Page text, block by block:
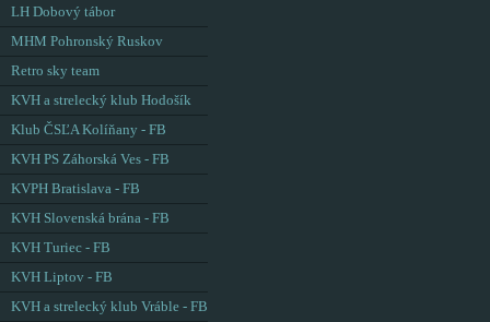
LH Dobový tábor
MHM Pohronský Ruskov
Retro sky team
KVH a strelecký klub Hodošík
Klub ČSĽA Kolíňany - FB
KVH PS Záhorská Ves - FB
KVPH Bratislava - FB
KVH Slovenská brána - FB
KVH Turiec - FB
KVH Liptov - FB
KVH a strelecký klub Vráble - FB